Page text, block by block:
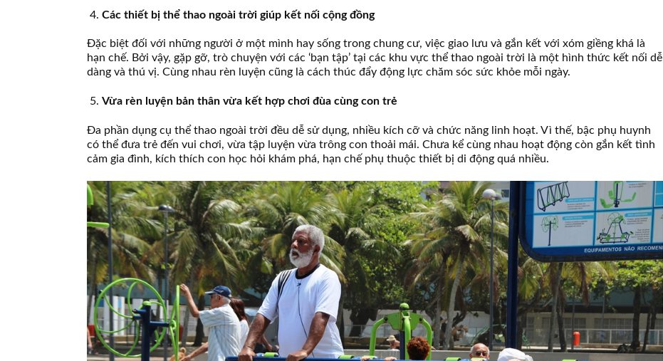
Các thiết bị thể thao ngoài trời giúp kết nối cộng đồng
Đặc biệt đối với những người ở một mình hay sống trong chung cư, việc giao lưu và gắn kết với xóm giềng khá là
hạn chế. Bởi vậy, gặp gỡ, trò chuyện với các ‘bạn tập’ tại các khu vực thể thao ngoài trời là một hình thức kết nối dễ
dàng và thú vị. Cùng nhau rèn luyện cũng là cách thúc đẩy động lực chăm sóc sức khỏe mỗi ngày.
Vừa rèn luyện bản thân vừa kết hợp chơi đùa cùng con trẻ
Đa phần dụng cụ thể thao ngoài trời đều dễ sử dụng, nhiều kích cỡ và chức năng linh hoạt. Vì thế, bậc phụ huynh
có thể đưa trẻ đến vui chơi, vừa tập luyện vừa trông con thoải mái. Chưa kể cùng nhau hoạt động còn gắn kết tình
cảm gia đình, kích thích con học hỏi khám phá, hạn chế phụ thuộc thiết bị di động quá nhiều.